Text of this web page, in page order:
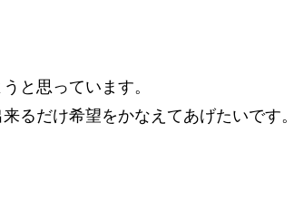
と思っています。
るだけ希望をかなえてあげたいです。